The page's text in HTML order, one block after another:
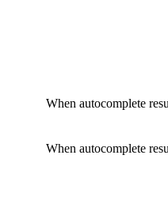
When autocomplete
When autocomplete